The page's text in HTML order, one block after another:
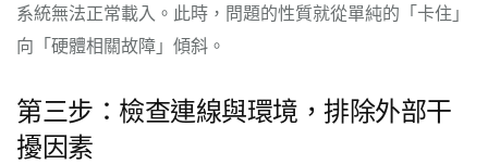
系統無法正常載入。此時，問題的性質就從單純的「卡住」
向「硬體相關故障」傾斜。
第三步：檢查連線與環境，排除外部干
擾因素